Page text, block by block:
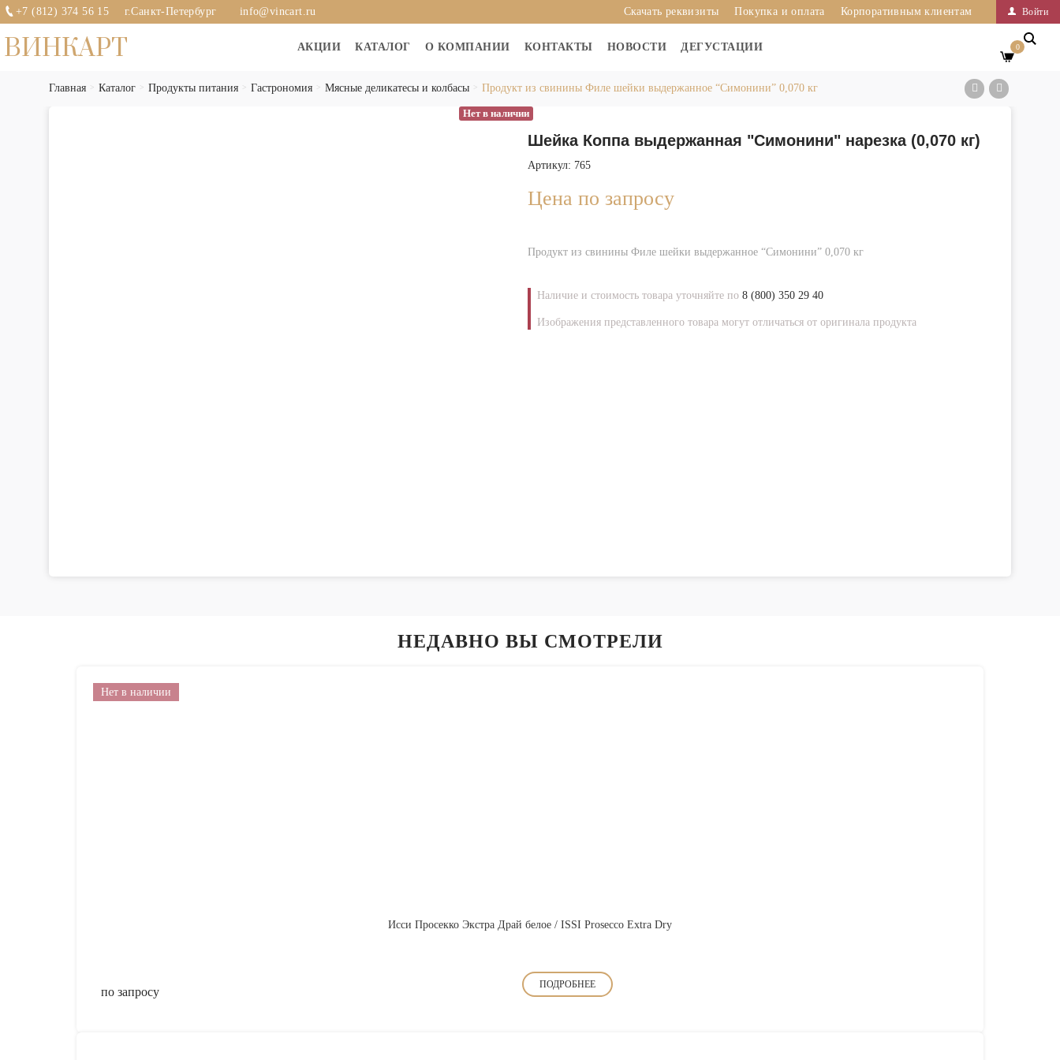
+7 (812) 374 56 15 г.Санкт-Петербург info@vincart.ru Войти
Скачать реквизиты Покупка и оплата Корпоративным клиентам
ВИНКАРТ АКЦИИ КАТАЛОГ О КОМПАНИИ КОНТАКТЫ НОВОСТИ ДЕГУСТАЦИИ 0
Главная Каталог Продукты питания Гастрономия Мясные деликатесы и колбасы Продукт из свинины Филе шейки выдержанное “Симонини” 0,070 кг
Нет в наличии
Шейка Коппа выдержанная "Симонини" нарезка (0,070 кг)
Артикул: 765
Цена по запросу
Продукт из свинины Филе шейки выдержанное “Симонини” 0,070 кг
Наличие и стоимость товара уточняйте по 8 (800) 350 29 40
Изображения представленного товара могут отличаться от оригинала продукта
НЕДАВНО ВЫ СМОТРЕЛИ
Нет в наличии
Исси Просекко Экстра Драй белое / ISSI Prosecco Extra Dry
по запросу
ПОДРОБНЕЕ